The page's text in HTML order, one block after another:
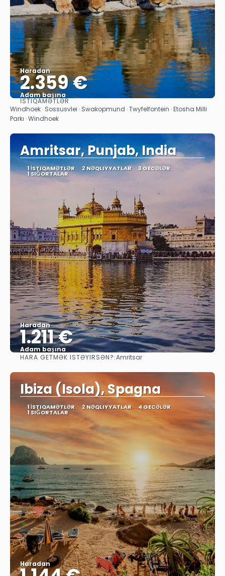
Haradan
2.359 €
Adam başına
Baxın
İSTIQAMƏTLƏR
Windhoek · Sossusvlei · Swakopmund · Twyfelfontein · Etosha Milli
Parkı · Windhoek
Amritsar, Punjab, India
1 İSTIQAMƏTLƏR 2 NƏQLIYYATLAR 3 GECƏLƏR
1 SIĞORTALAR
Haradan
1.211 €
Adam başına
Baxın
HARA GETMƏK ISTƏYIRSƏN?:Amritsar
Ibiza (Isola), Spagna
1 İSTIQAMƏTLƏR 2 NƏQLIYYATLAR 4 GECƏLƏR
1 SIĞORTALAR
Haradan